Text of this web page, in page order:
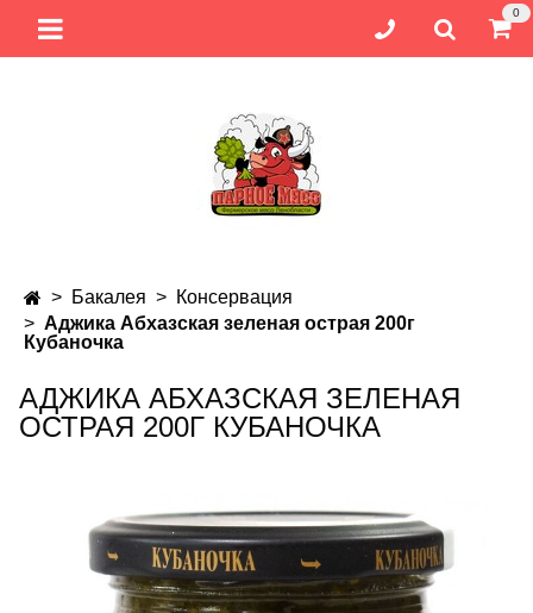
0
Бакалея
Консервация
Аджика Абхазская зеленая острая 200г
Кубаночка
АДЖИКА АБХАЗСКАЯ ЗЕЛЕНАЯ
ОСТРАЯ 200Г КУБАНОЧКА